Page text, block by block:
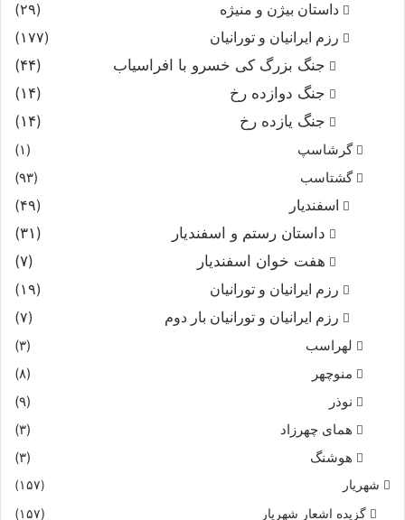
داستان بیژن و منیژه
(۲۹)
رزم ایرانیان و تورانیان
(۱۷۷)
جنگ بزرگ کی خسرو با افراسیاب
(۴۴)
جنگ دوازده رخ
(۱۴)
جنگ یازده رخ
(۱۴)
گرشاسپ
(۱)
گشتاسب
(۹۳)
اسفندیار
(۴۹)
داستان رستم و اسفندیار
(۳۱)
هفت خوان اسفندیار
(۷)
رزم ایرانیان و تورانیان
(۱۹)
رزم ایرانیان و تورانیان بار دوم
(۷)
لهراسب
(۳)
منوچهر
(۸)
نوذر
(۹)
هماى چهرزاد
(۳)
هوشنگ
(۳)
شهریار (۱۵۷)
گزیده اشعار شهریار (۱۵۷)